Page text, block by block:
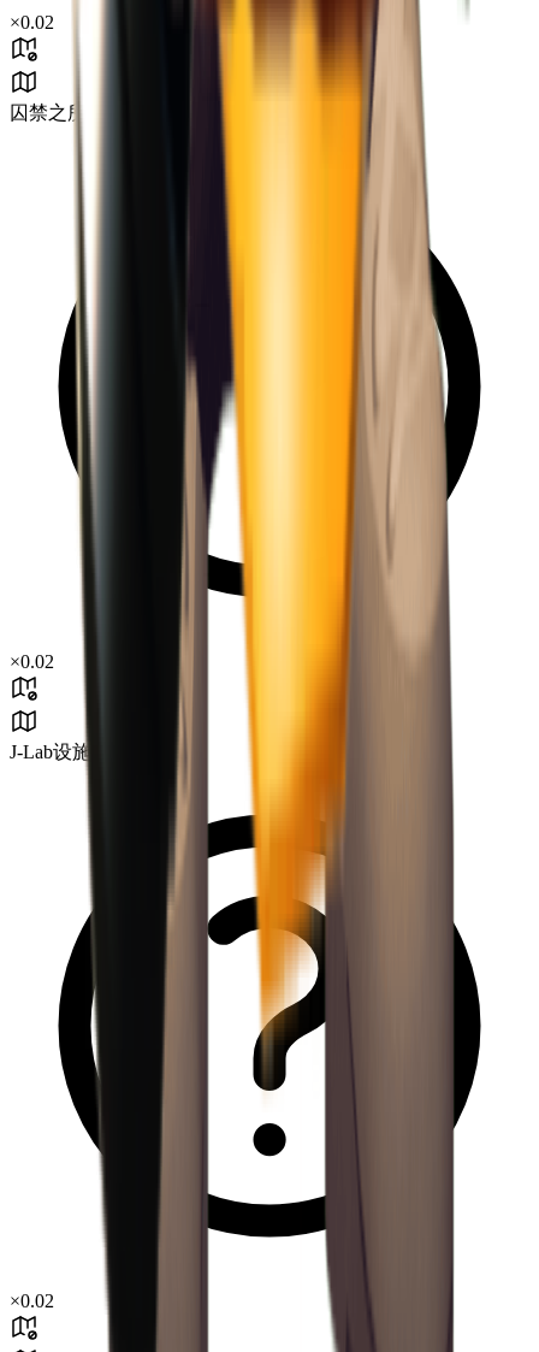
×0.02
囚禁之所
×0.02
J-Lab设施
×0.02